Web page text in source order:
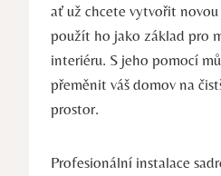
ať už chcete vytvořit
použít ho jako základ pro
interiéru. S jeho pomocí
přeměnit váš domov na
prostor.
Profesionální instalace